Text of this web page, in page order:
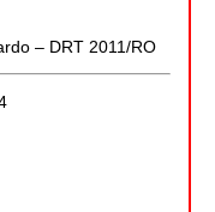
– DRT 2011/RO